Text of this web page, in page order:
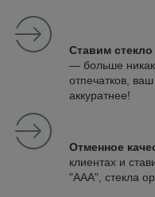
Ставим
— больше
отпечатков,
аккуратнее!
Отменное
клиентах и
"ААА", стекла